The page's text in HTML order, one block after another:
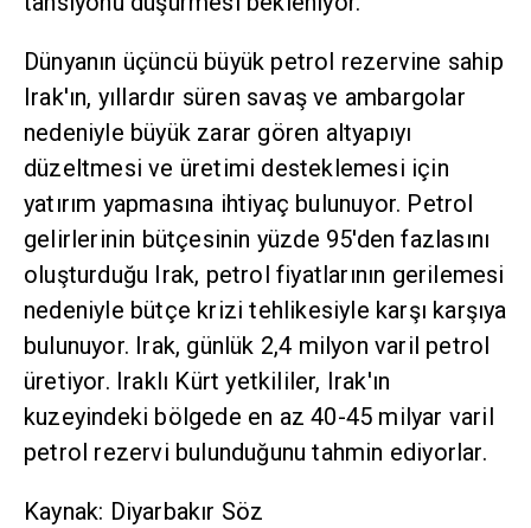
Dünyanın üçüncü büyük petrol rezervine sahip
Irak'ın, yıllardır süren savaş ve ambargolar
nedeniyle büyük zarar gören altyapıyı
düzeltmesi ve üretimi desteklemesi için
yatırım yapmasına ihtiyaç bulunuyor. Petrol
gelirlerinin bütçesinin yüzde 95'den fazlasını
oluşturduğu Irak, petrol fiyatlarının gerilemesi
nedeniyle bütçe krizi tehlikesiyle karşı karşıya
bulunuyor. Irak, günlük 2,4 milyon varil petrol
üretiyor. Iraklı Kürt yetkililer, Irak'ın
kuzeyindeki bölgede en az 40-45 milyar varil
petrol rezervi bulunduğunu tahmin ediyorlar.
Kaynak: Diyarbakır Söz